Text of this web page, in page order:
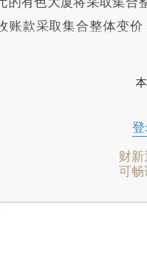
账款采取集合整体变
财新
可畅